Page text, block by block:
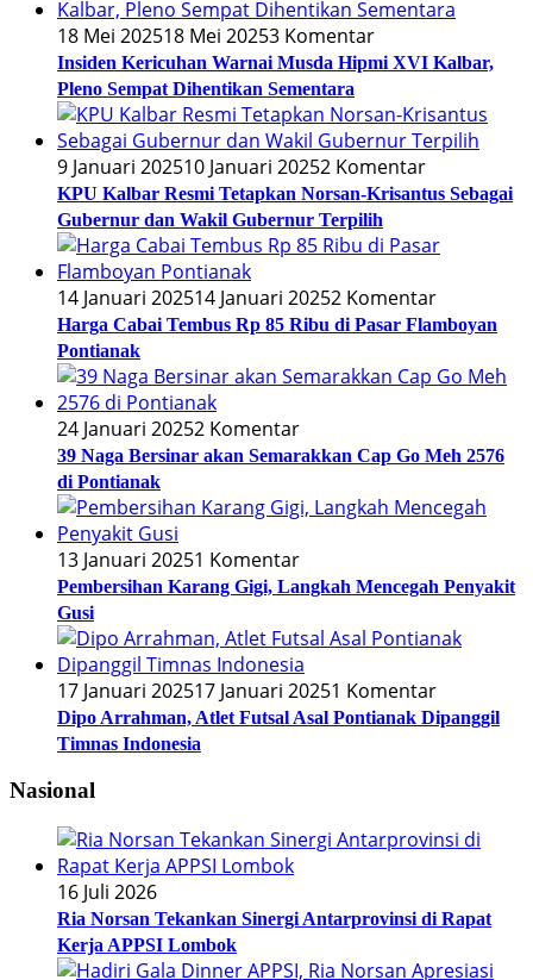
18 Mei 202518 Mei 20253 Komentar
Insiden Kericuhan Warnai Musda Hipmi XVI Kalbar,
Pleno Sempat Dihentikan Sementara
9 Januari 202510 Januari 20252 Komentar
KPU Kalbar Resmi Tetapkan Norsan-Krisantus Sebagai
Gubernur dan Wakil Gubernur Terpilih
14 Januari 202514 Januari 20252 Komentar
Harga Cabai Tembus Rp 85 Ribu di Pasar Flamboyan
Pontianak
24 Januari 20252 Komentar
39 Naga Bersinar akan Semarakkan Cap Go Meh 2576
di Pontianak
13 Januari 20251 Komentar
Pembersihan Karang Gigi, Langkah Mencegah Penyakit
Gusi
17 Januari 202517 Januari 20251 Komentar
Dipo Arrahman, Atlet Futsal Asal Pontianak Dipanggil
Timnas Indonesia
Nasional
16 Juli 2026
Ria Norsan Tekankan Sinergi Antarprovinsi di Rapat
Kerja APPSI Lombok